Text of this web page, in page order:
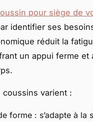
pour siège de
identifier ses
réduit la
un appui ferme et
coussins varient :
forme : s’adapte à la